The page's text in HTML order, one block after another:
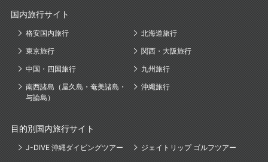
国内旅行サイト
格安国内旅行
北海道旅行
東京旅行
関西・大阪旅行
中国・四国旅行
九州旅行
南西諸島（屋久島・奄美諸島・
与論島）
沖縄旅行
目的別国内旅行サイト
J-DIVE 沖縄ダイビングツアー
ジェイトリップ ゴルフツアー